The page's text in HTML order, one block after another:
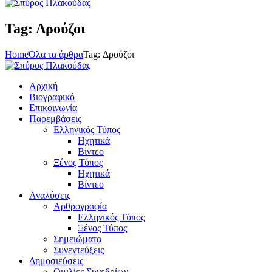
Tag: Δρούζοι
HomeΌλα τα άρθραTag: Δρούζοι
Αρχική
Βιογραφικό
Επικοινωνία
Παρεμβάσεις
Ελληνικός Τύπος
Ηχητικά
Βίντεο
Ξένος Τύπος
Ηχητικά
Βίντεο
Αναλύσεις
Αρθρογραφία
Ελληνικός Τύπος
Ξένος Τύπος
Σημειώματα
Συνεντεύξεις
Δημοσιεύσεις